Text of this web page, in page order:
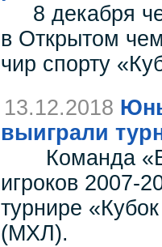
8 декабря
в Открытом
чир спорту
13.12.2018
выиграли
Команда
игроков 2007-
турнире
(МХЛ).